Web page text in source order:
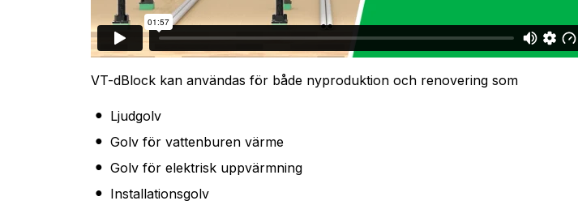
VT-dBlock kan användas för både nyproduktion och renovering som
Ljudgolv
Golv för vattenburen värme
Golv för elektrisk uppvärmning
Installationsgolv